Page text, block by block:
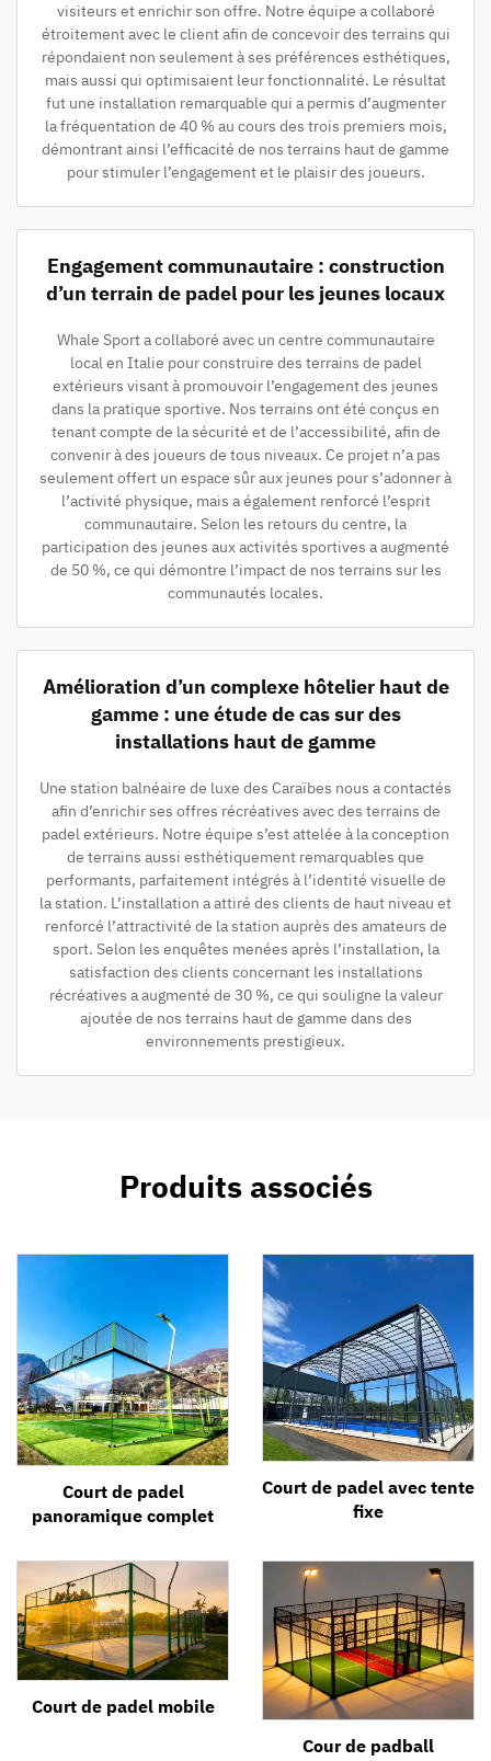
visiteurs et enrichir son offre. Notre équipe a collaboré
étroitement avec le client afin de concevoir des terrains qui
répondaient non seulement à ses préférences esthétiques,
mais aussi qui optimisaient leur fonctionnalité. Le résultat
fut une installation remarquable qui a permis d’augmenter
la fréquentation de 40 % au cours des trois premiers mois,
démontrant ainsi l’efficacité de nos terrains haut de gamme
pour stimuler l’engagement et le plaisir des joueurs.
Engagement communautaire : construction
d’un terrain de padel pour les jeunes locaux
Whale Sport a collaboré avec un centre communautaire
local en Italie pour construire des terrains de padel
extérieurs visant à promouvoir l’engagement des jeunes
dans la pratique sportive. Nos terrains ont été conçus en
tenant compte de la sécurité et de l’accessibilité, afin de
convenir à des joueurs de tous niveaux. Ce projet n’a pas
seulement offert un espace sûr aux jeunes pour s’adonner à
l’activité physique, mais a également renforcé l’esprit
communautaire. Selon les retours du centre, la
participation des jeunes aux activités sportives a augmenté
de 50 %, ce qui démontre l’impact de nos terrains sur les
communautés locales.
Amélioration d’un complexe hôtelier haut de
gamme : une étude de cas sur des
installations haut de gamme
Une station balnéaire de luxe des Caraïbes nous a contactés
afin d’enrichir ses offres récréatives avec des terrains de
padel extérieurs. Notre équipe s’est attelée à la conception
de terrains aussi esthétiquement remarquables que
performants, parfaitement intégrés à l’identité visuelle de
la station. L’installation a attiré des clients de haut niveau et
renforcé l’attractivité de la station auprès des amateurs de
sport. Selon les enquêtes menées après l’installation, la
satisfaction des clients concernant les installations
récréatives a augmenté de 30 %, ce qui souligne la valeur
ajoutée de nos terrains haut de gamme dans des
environnements prestigieux.
Produits associés
Court de padel
panoramique complet
Court de padel avec tente
fixe
Court de padel mobile
Cour de padball